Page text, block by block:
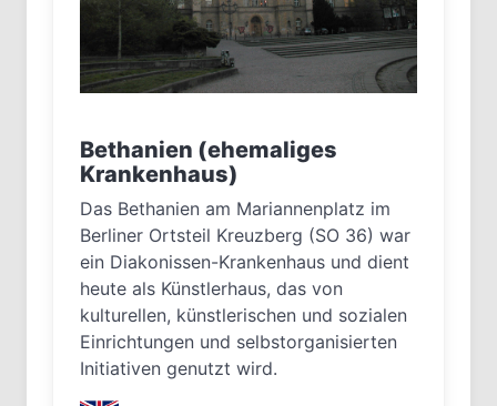
Bethanien (ehemaliges
Krankenhaus)
Das Bethanien am Mariannenplatz im
Berliner Ortsteil Kreuzberg (SO 36) war
ein Diakonissen-Krankenhaus und dient
heute als Künstlerhaus, das von
kulturellen, künstlerischen und sozialen
Einrichtungen und selbstorganisierten
Initiativen genutzt wird.